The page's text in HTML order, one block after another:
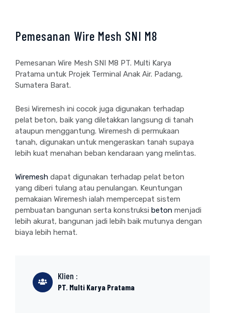
Pemesanan Wire Mesh SNI M8
Pemesanan Wire Mesh SNI M8 PT. Multi Karya
Pratama untuk Projek Terminal Anak Air. Padang,
Sumatera Barat.
Besi Wiremesh ini cocok juga digunakan terhadap
pelat beton, baik yang diletakkan langsung di tanah
ataupun menggantung. Wiremesh di permukaan
tanah, digunakan untuk mengeraskan tanah supaya
lebih kuat menahan beban kendaraan yang melintas.
Wiremesh dapat digunakan terhadap pelat beton
yang diberi tulang atau penulangan. Keuntungan
pemakaian Wiremesh ialah mempercepat sistem
pembuatan bangunan serta konstruksi beton menjadi
lebih akurat, bangunan jadi lebih baik mutunya dengan
biaya lebih hemat.
Klien :
PT. Multi Karya Pratama